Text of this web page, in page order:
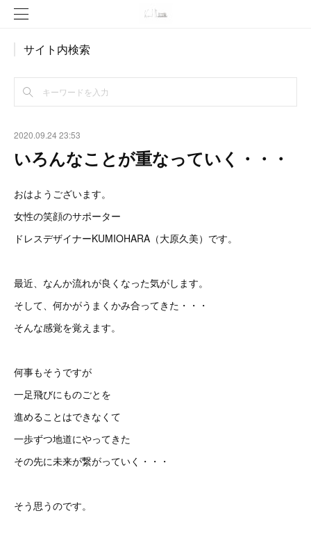
サイト内検索
2020.09.24 23:53
いろんなことが重なっていく・・・
おはようございます。
女性の笑顔のサポーター
ドレスデザイナーKUMIOHARA（大原久美）です。
最近、なんか流れが良くなった気がします。
そして、何かがうまくかみ合ってきた・・・
そんな感覚を覚えます。
何事もそうですが
一足飛びにものごとを
進めることはできなくて
一歩ずつ地道にやってきた
その先に未来が繋がっていく・・・
そう思うのです。